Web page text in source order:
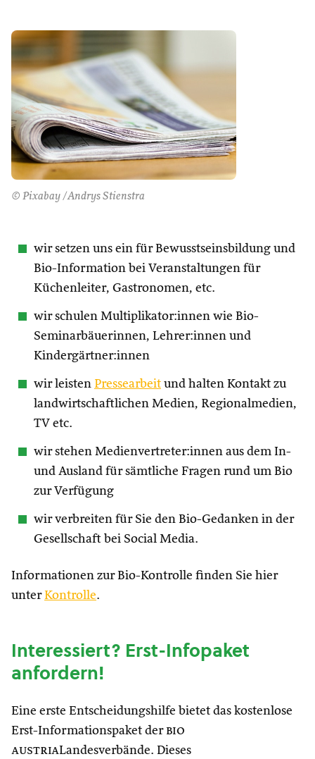
© Pixabay /Andrys Stienstra
wir setzen uns ein für Bewusstseinsbildung und
Bio-Information bei Veranstaltungen für
Küchenleiter, Gastronomen, etc.
wir schulen Multiplikator:innen wie Bio-
Seminarbäuerinnen, Lehrer:innen und
Kindergärtner:innen
wir leisten Pressearbeit und halten Kontakt zu
landwirtschaftlichen Medien, Regionalmedien,
TV etc.
wir stehen Medienvertreter:innen aus dem In-
und Ausland für sämtliche Fragen rund um Bio
zur Verfügung
wir verbreiten für Sie den Bio-Gedanken in der
Gesellschaft bei Social Media.
Informationen zur Bio-Kontrolle finden Sie hier
unterKontrolle.
Interessiert? Erst-Infopaket
anfordern!
Eine erste Entscheidungshilfe bietet das kostenlose
Erst-Informationspaket der bio
austriaLandesverbände. Dieses